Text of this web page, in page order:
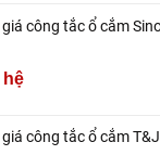
công tắc ổ cắm
hệ
công tắc ổ cắm T&J